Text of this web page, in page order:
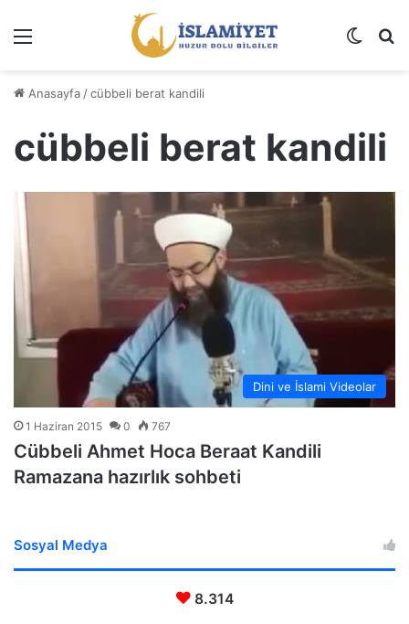
Dış
Anasayfa /cübbeli berat kandili
cübbeli berat kandili
Dini ve İslami Videolar
1 Haziran 2015 0 767
Cübbeli Ahmet Hoca Beraat Kandili
Ramazana hazırlık sohbeti
Sosyal Medya
8.314